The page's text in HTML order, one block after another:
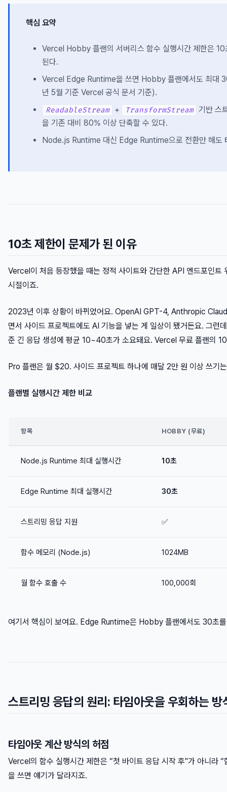
핵심 요약
Vercel Hobby 플랜의 서버리스 함수 실행시간 제한은
된다.
Vercel Edge Runtime을 쓰면 Hobby 플랜에서도 최대
년 5월 기준 Vercel 공식 문서 기준).
ReadableStream + TransformStream
기반 스
을 기존 대비 80% 이상 단축할 수 있다.
Node.js Runtime 대신 Edge Runtime으로 전환만 해도
10초 제한이 문제가 된 이유
Vercel이 처음 등장했을 때는 정적 사이트와 간단한 API 엔드포인트
시절이죠.
2023년 이후 상황이 바뀌었어요. OpenAI GPT-4, Anthropic
면서 사이드 프로젝트에도 AI 기능을 넣는 게 일상이 됐거든요. 그
준 긴 응답 생성에 평균 10~40초가 소요돼요. Vercel 무료 플랜의
Pro 플랜은 월 $20. 사이드 프로젝트 하나에 매달 2만 원 이상 쓰기
플랜별 실행시간 제한 비교
항목 HOBBY (무료)
Node.js Runtime 최대 실행시간 10초
Edge Runtime 최대 실행시간 30초
스트리밍 응답 지원 ✅
함수 메모리 (Node.js) 1024MB
월 함수 호출 수 100,000회
여기서 핵심이 보여요. Edge Runtime은 Hobby 플랜에서도 30초
스트리밍 응답의 원리: 타임아웃을 우회하는 방
타임아웃 계산 방식의 허점
Vercel의 함수 실행시간 제한은 “첫 바이트 응답 시작 후"가 아니라
을 쓰면 얘기가 달라지죠.